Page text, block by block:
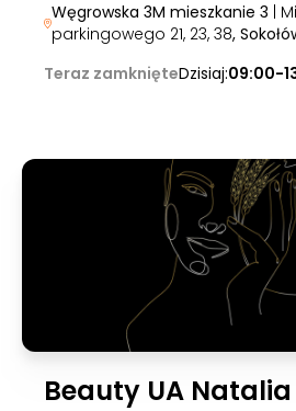
Węgrowska 3M mieszkanie 3 |
parkingowego 21, 23, 38,
Teraz zamknięteDzisiaj:09:00-
Beauty UA